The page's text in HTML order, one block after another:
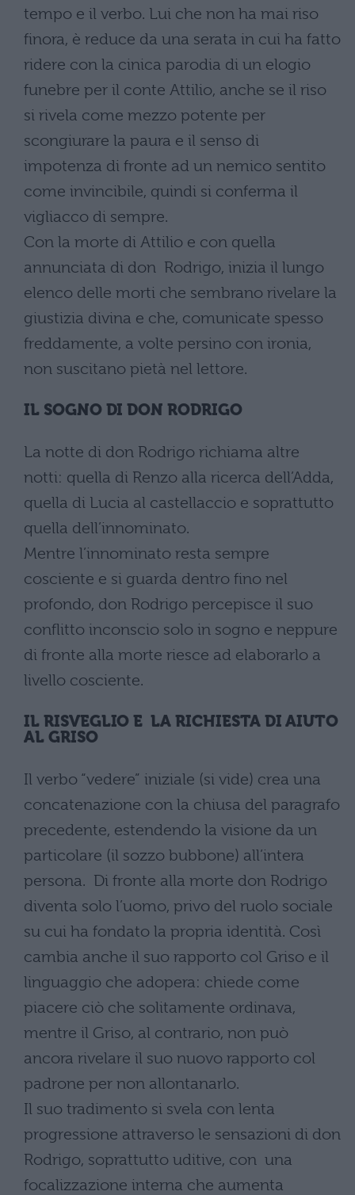
tempo e il verbo. Lui che non ha mai riso
finora, è reduce da una serata in cui ha fatto
ridere con la cinica parodia di un elogio
funebre per il conte Attilio, anche se il riso
si rivela come mezzo potente per
scongiurare la paura e il senso di
impotenza di fronte ad un nemico sentito
come invincibile, quindi si conferma il
vigliacco di sempre.
Con la morte di Attilio e con quella
annunciata di don Rodrigo, inizia il lungo
elenco delle morti che sembrano rivelare la
giustizia divina e che, comunicate spesso
freddamente, a volte persino con ironia,
non suscitano pietà nel lettore.
IL SOGNO DI DON RODRIGO
La notte di don Rodrigo richiama altre
notti: quella di Renzo alla ricerca dell’Adda,
quella di Lucia al castellaccio e soprattutto
quella dell’innominato.
Mentre l’innominato resta sempre
cosciente e si guarda dentro fino nel
profondo, don Rodrigo percepisce il suo
conflitto inconscio solo in sogno e neppure
di fronte alla morte riesce ad elaborarlo a
livello cosciente.
IL RISVEGLIO E LA RICHIESTA DI AIUTO
AL GRISO
Il verbo “vedere” iniziale (si vide) crea una
concatenazione con la chiusa del paragrafo
precedente, estendendo la visione da un
particolare (il sozzo bubbone) all’intera
persona. Di fronte alla morte don Rodrigo
diventa solo l’uomo, privo del ruolo sociale
su cui ha fondato la propria identità. Così
cambia anche il suo rapporto col Griso e il
linguaggio che adopera: chiede come
piacere ciò che solitamente ordinava,
mentre il Griso, al contrario, non può
ancora rivelare il suo nuovo rapporto col
padrone per non allontanarlo.
Il suo tradimento si svela con lenta
progressione attraverso le sensazioni di don
Rodrigo, soprattutto uditive, con una
focalizzazione interna che aumenta